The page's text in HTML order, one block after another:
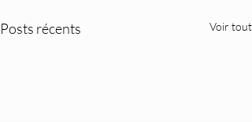
Posts récents Voir tout